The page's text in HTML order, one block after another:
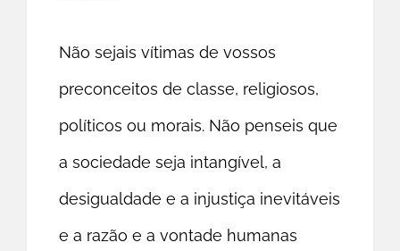
Não sejais vítimas de vossos
preconceitos de classe, religiosos,
políticos ou morais. Não penseis que
a sociedade seja intangível, a
desigualdade e a injustiça inevitáveis
e a razão e a vontade humanas